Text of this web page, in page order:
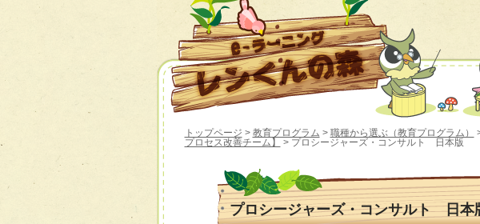
トップページ > 教育プログラム > 職種から選ぶ（教育プログラム）
プロセス改善チーム】
> プロシージャーズ・コンサルト 日本版
プロシージャーズ・コンサルト 日本